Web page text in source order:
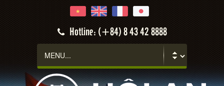
Hotline: (+84) 8 43 42 8888